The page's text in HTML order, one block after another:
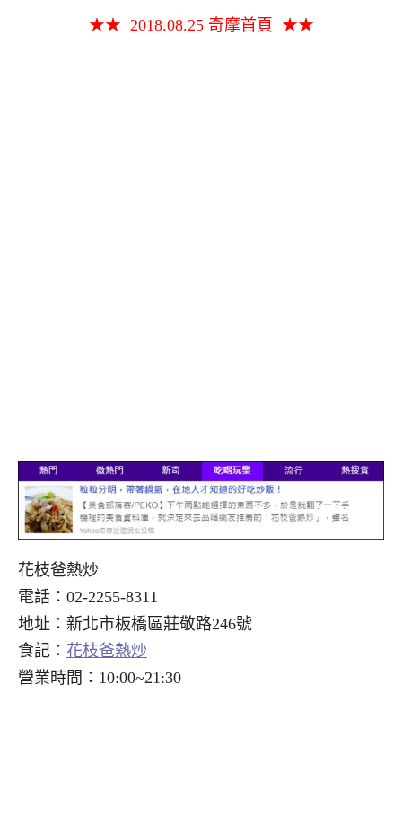
★★ 2018.08.25 奇摩首頁 ★★
花枝爸熱炒
電話：02-2255-8311
地址：新北市板橋區莊敬路246號
食記： 花枝爸熱炒
營業時間：10:00~21:30